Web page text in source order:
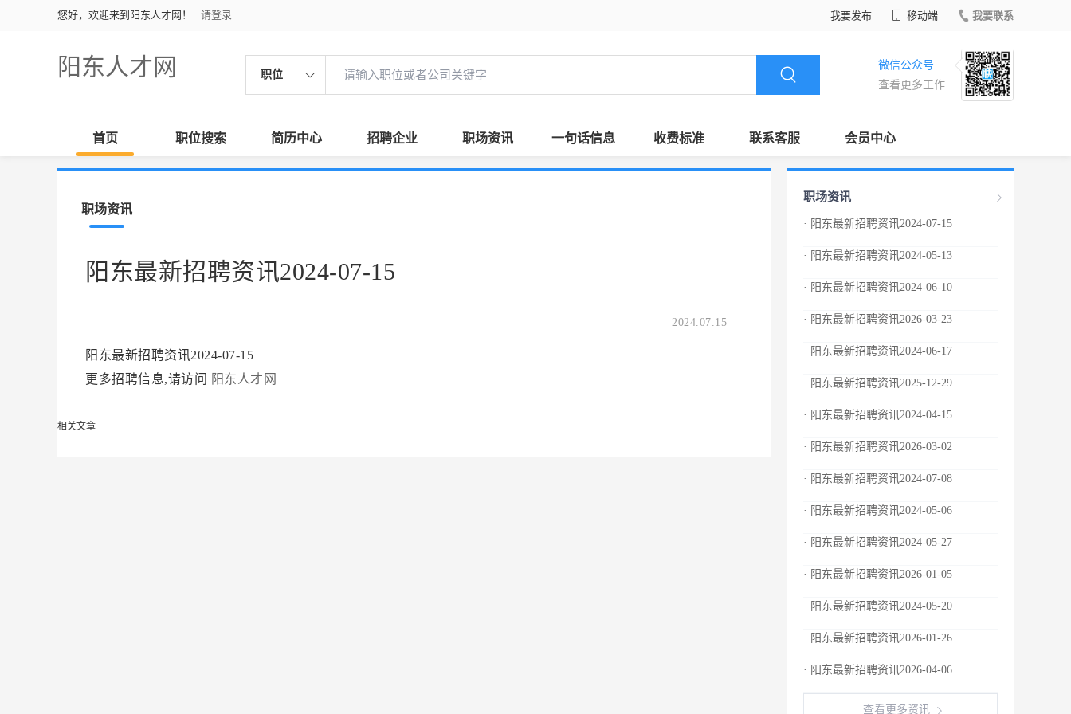
您好，欢迎来到阳东人才网！ 请登录 我要发布 移动端 我要联系
阳东人才网 职位
微信公众号
查看更多工作
首页 职位搜索 简历中心 招聘企业 职场资讯 一句话信息 收费标准 联系客服 会员中心
职场资讯
阳东最新招聘资讯2024-07-15
2024.07.15
阳东最新招聘资讯2024-07-15
更多招聘信息,请访问
阳东人才网
相关文章
职场资讯
· 阳东最新招聘资讯2024-07-15
· 阳东最新招聘资讯2024-05-13
· 阳东最新招聘资讯2024-06-10
· 阳东最新招聘资讯2026-03-23
· 阳东最新招聘资讯2024-06-17
· 阳东最新招聘资讯2025-12-29
· 阳东最新招聘资讯2024-04-15
· 阳东最新招聘资讯2026-03-02
· 阳东最新招聘资讯2024-07-08
· 阳东最新招聘资讯2024-05-06
· 阳东最新招聘资讯2024-05-27
· 阳东最新招聘资讯2026-01-05
· 阳东最新招聘资讯2024-05-20
· 阳东最新招聘资讯2026-01-26
· 阳东最新招聘资讯2026-04-06
查看更多资讯